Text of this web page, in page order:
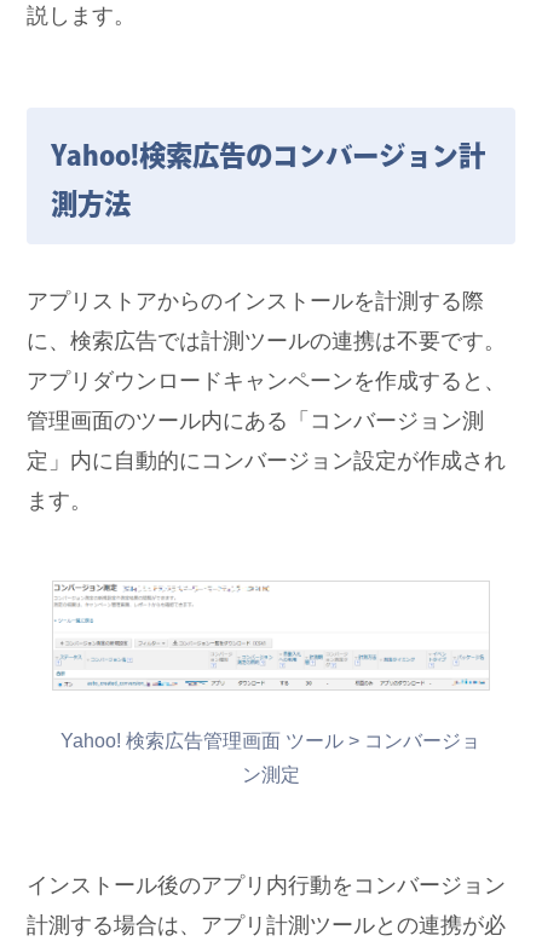
説します。
Yahoo!検索広告のコンバージョン計
測方法
アプリストアからのインストールを計測する際
に、検索広告では計測ツールの連携は不要です。
アプリダウンロードキャンペーンを作成すると、
管理画面のツール内にある「コンバージョン測
定」内に自動的にコンバージョン設定が作成され
ます。
Yahoo! 検索広告管理画面 ツール > コンバージョ
ン測定
インストール後のアプリ内行動をコンバージョン
計測する場合は、アプリ計測ツールとの連携が必